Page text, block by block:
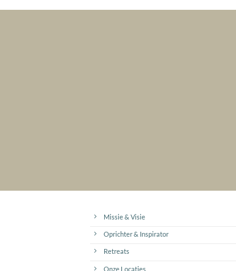
Missie & Visie
Oprichter & Inspirator
Retreats
Onze Locaties